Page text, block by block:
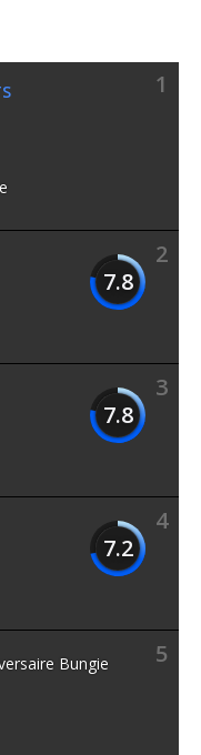
1
2
7.8
3
7.8
4
7.2
5
Bungie